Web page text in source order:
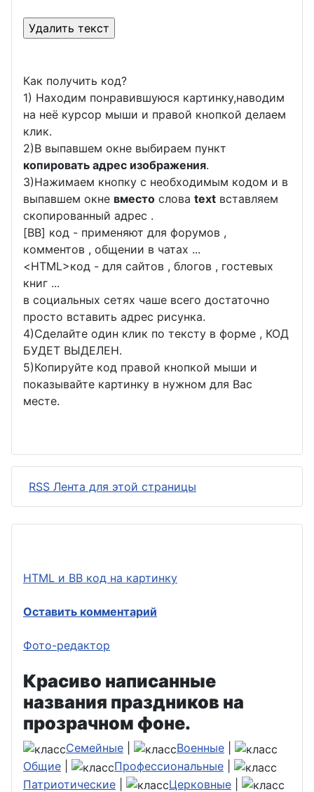
Как получить код?
1) Находим понравившуюся картинку,наводим
на неё курсор мыши и правой кнопкой делаем
клик.
2)В выпавшем окне выбираем пункт
копировать адрес изображения.
3)Нажимаем кнопку с необходимым кодом и в
выпавшем окне вместо слова text вставляем
скопированный адрес .
[BB] код - применяют для форумов ,
комментов , общении в чатах ...
<HTML>код - для сайтов , блогов , гостевых
книг ...
в социальных сетях чаше всего достаточно
просто вставить адрес рисунка.
4)Сделайте один клик по тексту в форме , КОД
БУДЕТ ВЫДЕЛЕН.
5)Копируйте код правой кнопкой мыши и
показывайте картинку в нужном для Вас
месте.
RSS Лента для этой страницы
HTML и BB код на картинку
Оставить комментарий
Фото-редактор
Красиво написанные
названия праздников на
прозрачном фоне.
Семейные Военные
Общие
Профессиональные
Патриотические
Церковные